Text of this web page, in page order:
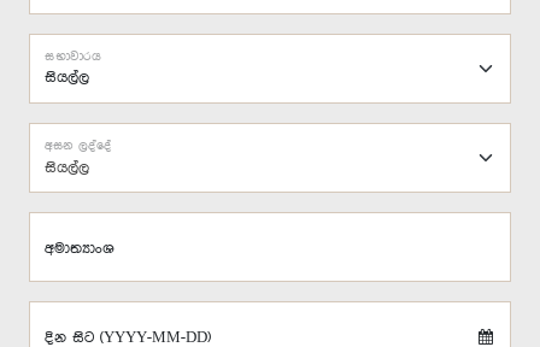
සභාවාරය
සියල්ල
අසන ලද්දේ
අමාත්‍යාංශ
දින සිට (YYYY-MM-DD)